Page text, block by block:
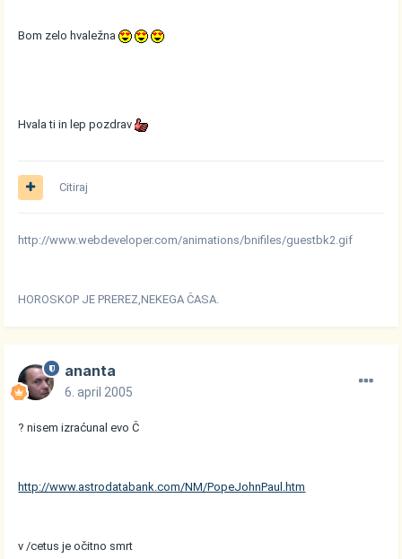
Bom zelo hvaležna
Hvala ti in lep pozdrav
Citiraj
http://www.webdeveloper.com/animations/bnifiles/guestbk2.gif
HOROSKOP JE PREREZ,NEKEGA ČASA.
ananta
6. april 2005
? nisem izraćunal evo Č
http://www.astrodatabank.com/NM/PopeJohnPaul.htm
v /cetus je očitno smrt